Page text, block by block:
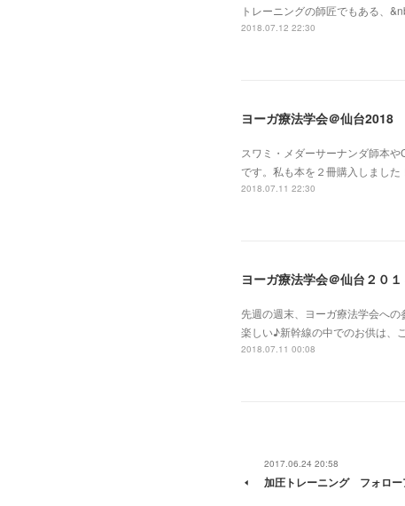
トレーニングの師匠でもある、
2018.07.12 22:30
ヨーガ療法学会＠仙台2018
スワミ・メダーサーナンダ師本
です。私も本を２冊購入しまし
2018.07.11 22:30
ヨーガ療法学会＠仙台２０
先週の週末、ヨーガ療法学会へ
楽しい♪新幹線の中でのお供は、
2018.07.11 00:08
2017.06.24 20:58
加圧トレーニング フォロー